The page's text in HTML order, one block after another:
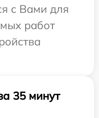
с Вами для
работ
35 минут